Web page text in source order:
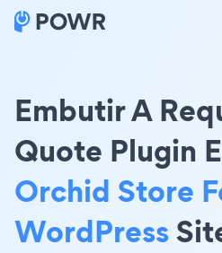
Embutir A
Quote Plugin
Orchid Store
WordPress